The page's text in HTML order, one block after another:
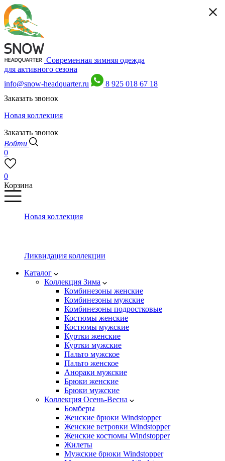
Современная зимняя одежда
для активного сезона
info@snow-headquarter.ru
8 925 018 67 18
Заказать звонок
Новая коллекция
Заказать звонок
Войти
0
0
Корзина
Новая коллекция
Ликвидация коллекции
Каталог
Коллекция Зима
Комбинезоны женские
Комбинезоны мужские
Комбинезоны подростковые
Костюмы женские
Костюмы мужские
Куртки женские
Куртки мужские
Пальто мужское
Пальто женское
Анораки мужские
Брюки женские
Брюки мужские
Коллекция Осень-Весна
Бомберы
Женские брюки Windstopper
Женские ветровки Windstopper
Женские костюмы Windstopper
Жилеты
Мужские брюки Windstopper